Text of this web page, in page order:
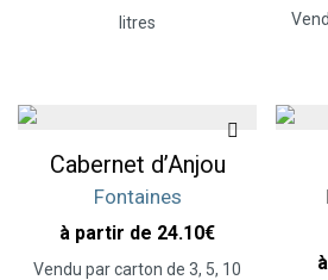
litres
Cabernet d’Anjou
Fontaines
à partir de 24.10€
Vendu par carton de 3, 5, 10